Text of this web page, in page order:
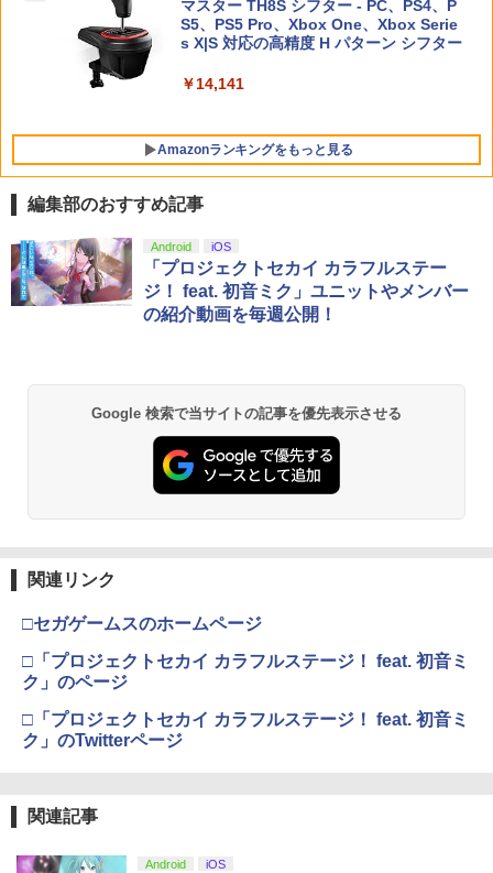
鬼武者 Way of the Sword 【Switch2】
POT-P-ABNMA
オブ・アトランティス(【早期購入同梱特
典】コスチューム「ララ・クロフト・サ
バイバー(仮)」（ゲーム内コンテンツ）)
￥7,012
ロゲーム互換機 )（ コントローラーアダ
B GBC GBA MD GEN PCE TG-16 PCE
SG
￥25,300
【送料無料】劇場版「鬼滅の刃」無限城
編 第一章 猗窩座再来(通常版)【Blu-ra
y】/アニメーション[Blu-ray]【返品種別
ニンテンドープリペイド番号 5000円|オ
ンラインコード版
【純正品】DualSense ワイヤレスコン
トローラー(CFI-ZCT2J)
￥10,737
マスター TH8S シフター - PC、PS4、P
S5、PS5 Pro、Xbox One、Xbox Serie
s X|S 対応の高精度 H パターン シフター
￥14,141
Amazonランキングをもっと見る
1
劇場版「鬼滅の刃」無限城編 第一章 猗
窩座再来 通常版 [Blu-ray]
￥3,982
劇場版「鬼滅の刃」無限城編 第一章 猗
窩座再来 通常版 [DVD]
￥3,523
(オリジナル特典:オリジナル巾着＋メー
カー特典:【坤と離】二振りの剣、十翼よ
り来たる！スタジオ描き下ろしイラスト
ボード付) [Blu-ray]
￥10,780
編集部のおすすめ記事
Android iOS
「プロジェクトセカイ カラフルステー
ジ！ feat. 初音ミク」ユニットやメンバー
の紹介動画を毎週公開！
Google 検索で当サイトの記事を優先表示させる
関連リンク
□セガゲームスのホームページ
□「プロジェクトセカイ カラフルステージ！ feat. 初音ミ
ク」のページ
□「プロジェクトセカイ カラフルステージ！ feat. 初音ミ
ク」のTwitterページ
関連記事
Android iOS